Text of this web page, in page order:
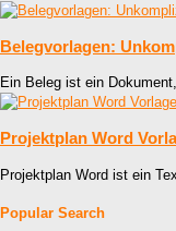
Belegvorlagen:
Ein Beleg ist ein
Projektplan Word
Projektplan Word ist ein
Popular Search